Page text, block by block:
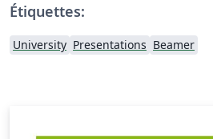
Étiquettes:
University Presentations Beamer